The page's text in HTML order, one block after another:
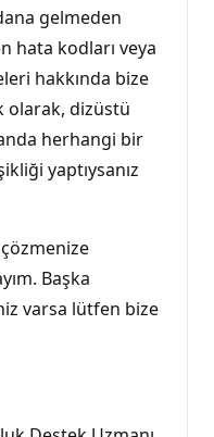
gelmeden
hata kodları veya
hakkında bize
olarak, dizüstü
herhangi bir
yaptıysanız
Başka
varsa lütfen bize